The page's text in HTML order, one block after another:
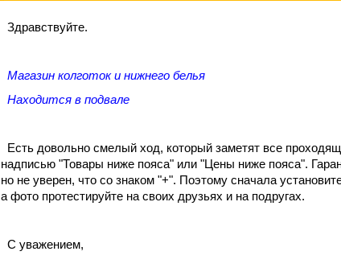
Здравствуйте.
Магазин колготок и нижнего белья
Находится в подвале
Есть довольно смелый ход, который заметят все
надписью "Товары ниже пояса" или "Цены ниже пояса".
но не уверен, что со знаком "+". Поэтому сначала
а фото протестируйте на своих друзьях и на подругах.
С уважением,